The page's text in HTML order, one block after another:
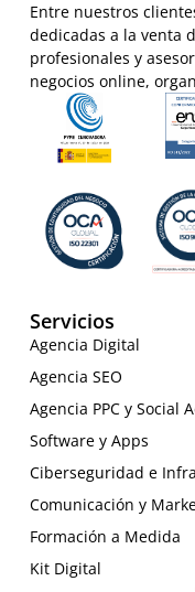
Entre nuestros
dedicadas a la venta
profesionales y
negocios online,
Servicios
Agencia Digital
Agencia SEO
Agencia PPC y Social
Software y Apps
Ciberseguridad e
Comunicación y
Formación a Medida
Kit Digital